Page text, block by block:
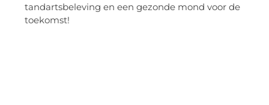
tandartsbeleving en een gezonde mond voor de
toekomst!